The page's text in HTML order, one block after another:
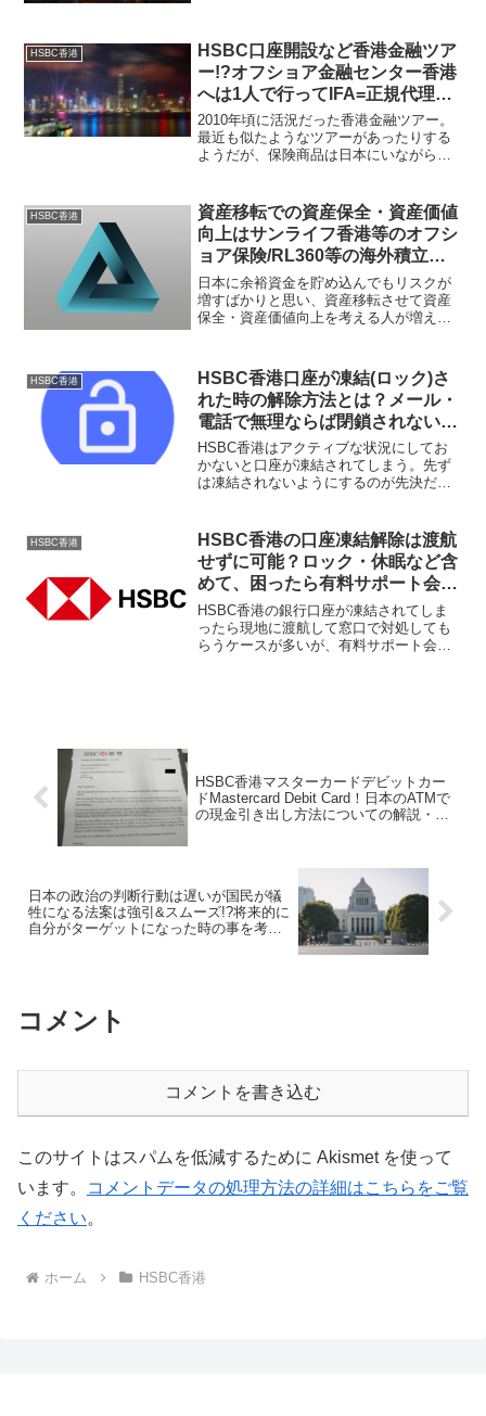
ほど変わらない。保険商品や金融商品を
活用する事を考えるべきである。
HSBC香港
HSBC口座開設など香港金融ツア
ー!?オフショア金融センター香港
へは1人で行ってIFA=正規代理店
の人にサポートしてもらえば良
い！
2010年頃に活況だった香港金融ツアー。
最近も似たようなツアーがあったりする
ようだが、保険商品は日本にいながら契
ツアーに参加する事無く、個人で判断し
て行動する事が重要だ。
HSBC香港
資産移転での資産保全・資産価値
向上はサンライフ香港等のオフシ
ョア保険/RL360等の海外積立投
資/HSBC香港の銀行口座の3点セ
ットを推奨！
日本に余裕資金を貯め込んでもリスクが
増すばかりと思い、資産移転させて資産
保全・資産価値向上を考える人が増えて
座の3つを活用する事が有用と言える。こ
れらを3点セットと呼ぶ人もいる。
HSBC香港
HSBC香港口座が凍結(ロック)さ
れた時の解除方法とは？メール・
電話で無理ならば閉鎖されないよ
うに有料サポート会社を活用しよ
う！
HSBC香港はアクティブな状況にしてお
かないと口座が凍結されてしまう。先ず
は凍結されないようにするのが先決だ
り得る。凍結になったらなったで早めに
凍結解除のアクションを取るようにしよ
う。
HSBC香港
HSBC香港の口座凍結解除は渡航
せずに可能？ロック・休眠など含
めて、困ったら有料サポート会社
に依頼するしかないでしょう！
HSBC香港の銀行口座が凍結されてしま
ったら現地に渡航して窓口で対処しても
らうケースが多いが、有料サポート会社
HSBC香港マスターカードデビットカー
ドMastercard Debit Card！日本のATMで
の現金引き出し方法についての解説・ま
日本の政治の判断行動は遅いが国民が犠
牲になる法案は強引&スムーズ!?将来的に
自分がターゲットになった時の事を考え
コメント
コメントを書き込む
このサイトはスパムを低減するために Akismet を使って
います。
コメントデータの処理方法の詳細はこちらをご覧
ください。
ホーム HSBC香港